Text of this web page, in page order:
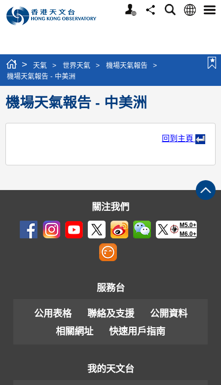
個
分
搜
語
選
> 天氣 > 世界天氣 > 機場天氣報告
>
機場天氣報告 - 中美洲
機場天氣報告 - 中美洲
回到主頁
關注我們
M5.0+
M6.0+
服務台
公用表格 聯絡及支援
公開資料
相關網址
快速用戶指南
我的天文台